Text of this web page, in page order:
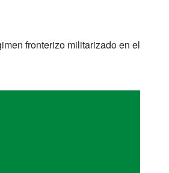
fronterizo militarizado en el